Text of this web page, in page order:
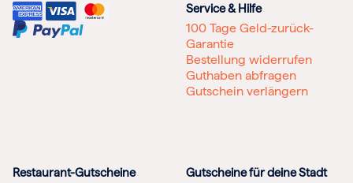
Service & Hilfe
100 Tage Geld-zurück-
Garantie
Bestellung widerrufen
Guthaben abfragen
Gutschein verlängern
Restaurant-Gutscheine Gutscheine für deine Stadt